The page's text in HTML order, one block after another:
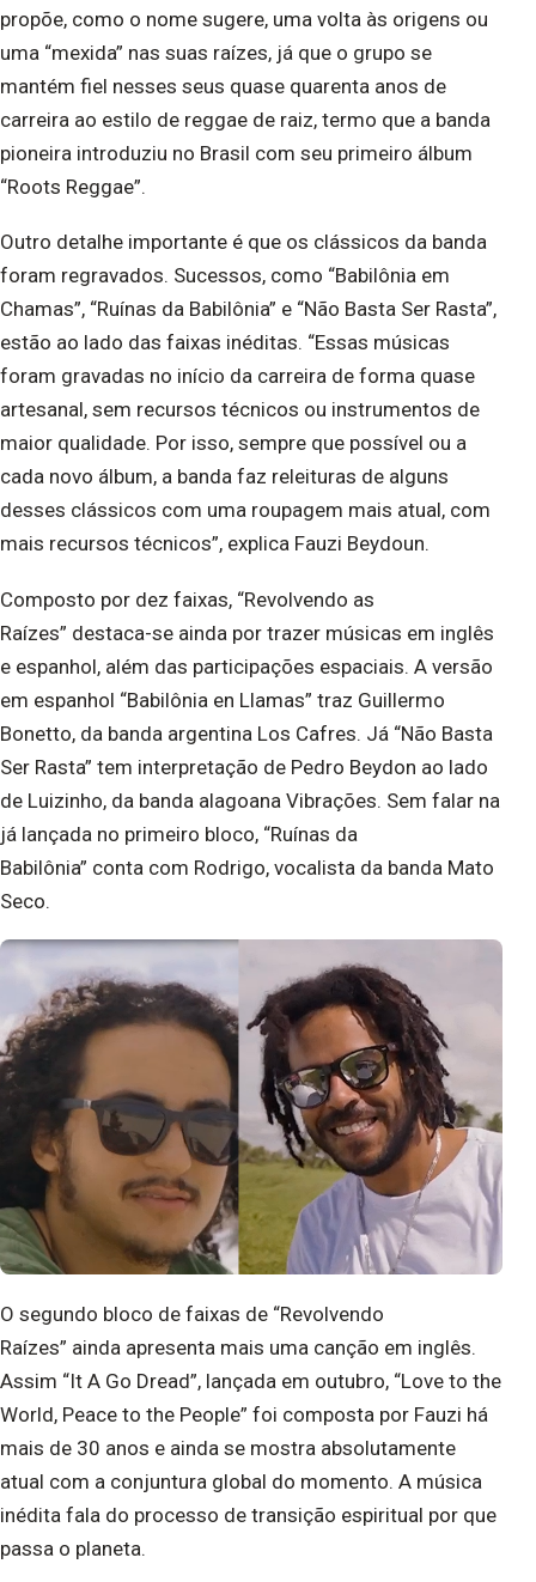
propõe, como o nome sugere, uma volta às origens ou
uma “mexida” nas suas raízes, já que o grupo se
mantém fiel nesses seus quase quarenta anos de
carreira ao estilo de reggae de raiz, termo que a banda
pioneira introduziu no Brasil com seu primeiro álbum
“Roots Reggae”.
Outro detalhe importante é que os clássicos da banda
foram regravados. Sucessos, como “Babilônia em
Chamas”, “Ruínas da Babilônia” e “Não Basta Ser Rasta”,
estão ao lado das faixas inéditas. “Essas músicas
foram gravadas no início da carreira de forma quase
artesanal, sem recursos técnicos ou instrumentos de
maior qualidade. Por isso, sempre que possível ou a
cada novo álbum, a banda faz releituras de alguns
desses clássicos com uma roupagem mais atual, com
mais recursos técnicos”, explica Fauzi Beydoun.
Composto por dez faixas, “Revolvendo as
Raízes” destaca-se ainda por trazer músicas em inglês
e espanhol, além das participações espaciais. A versão
em espanhol “Babilônia en Llamas” traz Guillermo
Bonetto, da banda argentina Los Cafres. Já “Não Basta
Ser Rasta” tem interpretação de Pedro Beydon ao lado
de Luizinho, da banda alagoana Vibrações. Sem falar na
já lançada no primeiro bloco, “Ruínas da
Babilônia” conta com Rodrigo, vocalista da banda Mato
Seco.
O segundo bloco de faixas de “Revolvendo
Raízes” ainda apresenta mais uma canção em inglês.
Assim “It A Go Dread”, lançada em outubro, “Love to the
World, Peace to the People” foi composta por Fauzi há
mais de 30 anos e ainda se mostra absolutamente
atual com a conjuntura global do momento. A música
inédita fala do processo de transição espiritual por que
passa o planeta.